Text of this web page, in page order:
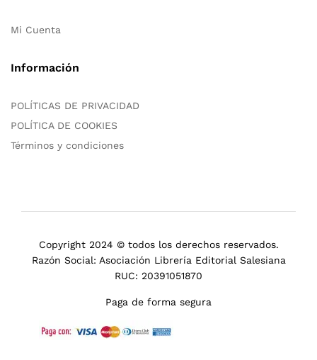
Mi Cuenta
Información
POLÍTICAS DE PRIVACIDAD
POLÍTICA DE COOKIES
Términos y condiciones
Copyright 2024 © todos los derechos reservados.
Razón Social: Asociación Librería Editorial Salesiana
RUC: 20391051870
Paga de forma segura